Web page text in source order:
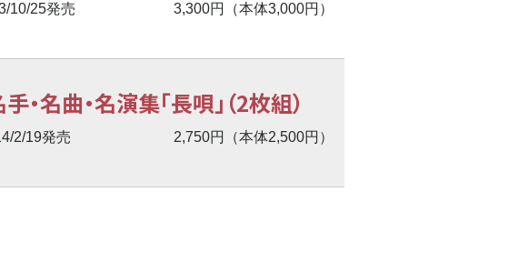
10/25発売
3,300円（本体3,000円）
名曲・名演集「長唄」（2枚組）
2/19発売
2,750円（本体2,500円）